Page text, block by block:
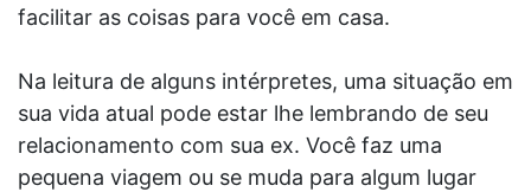
facilitar as coisas para você em casa.
Na leitura de alguns intérpretes, uma situação em
sua vida atual pode estar lhe lembrando de seu
relacionamento com sua ex. Você faz uma
pequena viagem ou se muda para algum lugar